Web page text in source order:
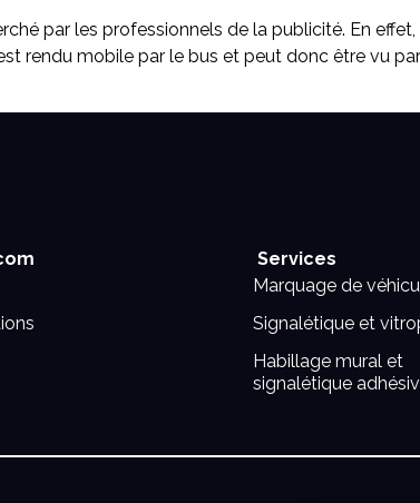
par les professionnels de la publicité. En
rendu mobile par le bus et peut donc être vu
Services
Marquage de
Signalétique et
Habillage mural et
signalétique